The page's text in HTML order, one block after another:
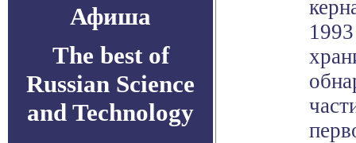
Афиша
The best of
Russian Science
and Technology